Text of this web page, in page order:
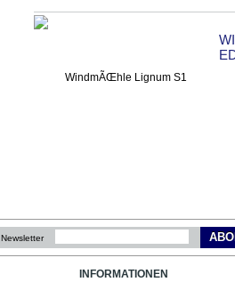
Newsletter
INFORMATIONEN